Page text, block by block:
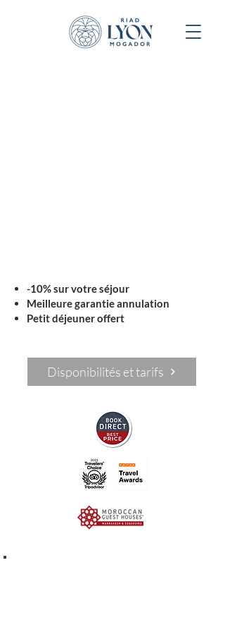
Disponibilités et tarifs
-10% sur votre séjour
Meilleure garantie annulation
Petit déjeuner offert